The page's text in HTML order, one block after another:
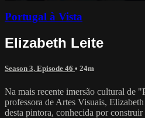
Portugal à Vista
Elizabeth Leite
Season 3, Episode 46 • 24m
Na mais recente imersão cultural de
professora de Artes Visuais,
desta pintora, conhecida por